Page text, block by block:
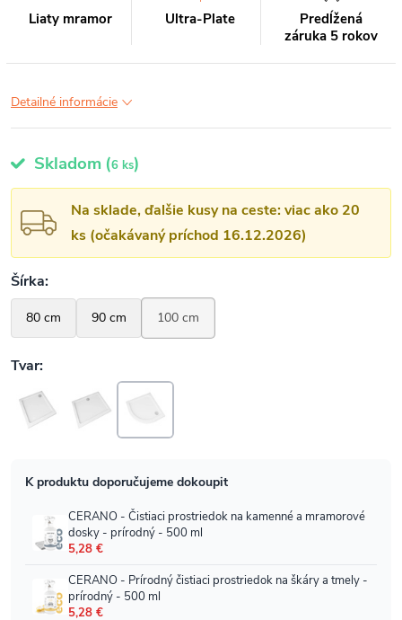
Liaty mramor Ultra-Plate
Predĺžená
záruka 5 rokov
Detailné informácie
Skladom (6 ks)
Na sklade, ďalšie kusy na ceste: viac ako 20
ks (očakávaný príchod 16.12.2026)